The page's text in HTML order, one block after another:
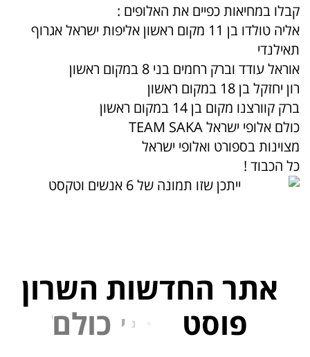
קבלו במחיאות כפיים את האלופים :
אליה טולדו בן 11 מקום ראשון אליפות ישראל אגרוף
תאילנדי
אוראל עודד וברק רחמים בני 8 במקום ראשון
רון יחזקל בן 18 במקום ראשון
ברק קוורצנו מקום בן 14 במקום ראשון
כולם אלופי ישראל TEAM SAKA
מצוינות בספורט ואלופי ישראל
כל הכבוד !
אתר החדשות השרון
פוסט